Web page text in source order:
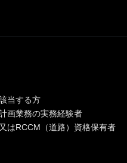
当する方
画業務の実務経験者
はRCCM（道路）資格保有者